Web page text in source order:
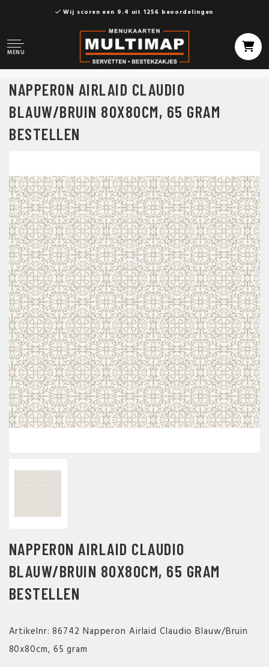
Wij scoren een 9.4 uit 1256 beoordelingen
MENU
NAPPERON AIRLAID CLAUDIO
BLAUW/BRUIN 80X80CM, 65 GRAM
BESTELLEN
NAPPERON AIRLAID CLAUDIO
BLAUW/BRUIN 80X80CM, 65 GRAM
BESTELLEN
Artikelnr: 86742 Napperon Airlaid Claudio Blauw/Bruin
80x80cm, 65 gram